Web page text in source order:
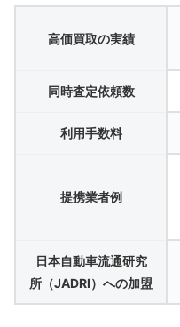
高価買取の実績
同時査定依頼数
利用手数料
提携業者例
日本自動車流通研究
所（JADRI）への加盟